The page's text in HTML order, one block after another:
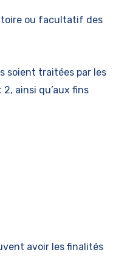
ou facultatif des
soient traitées par les
ainsi qu’aux fins
avoir les finalités